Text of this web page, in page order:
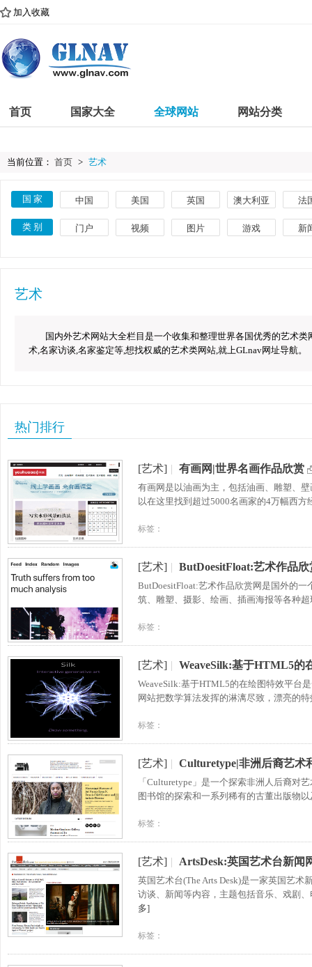
加入收藏
首页 国家大全 全球网站 网站分类
当前位置： 首页 > 艺术
国 家 中国 美国 英国 澳大利亚 法
古巴 意大利 巴西 埃及 印
类 别 门户 视频 图片 游戏 新
艺术
国内外艺术网站大全栏目是一个收集和整理世界各国优秀的艺术
术,名家访谈,名家鉴定等,想找权威的艺术类网站,就上GLnav网址导航。
热门排行
[艺术] | 有画网|世界名画作品欣赏
有画网是以油画为主，包括油画、雕塑、
以在这里找到超过5000名画家的4万幅西
标签：
[艺术] | ButDoesitFloat:艺术作品欣
ButDoesitFloat:艺术作品欣赏网是国外的
筑、雕塑、摄影、绘画、插画海报等各种
标签：
[艺术] | WeaveSilk:基于HTML5的
WeaveSilk:基于HTML5的在绘图特效平台
网站把数学算法发挥的淋漓尽致，漂亮的
标签：
[艺术] | Culturetype|非洲后裔艺术
「Culturetype」是一个探索非洲人后裔对
图书馆的探索和一系列稀有的古董出版物
标签：
[艺术] | ArtsDesk:英国艺术台新闻
英国艺术台(The Arts Desk)是一家英国艺
访谈、新闻等内容，主题包括音乐、戏剧
多]
标签：